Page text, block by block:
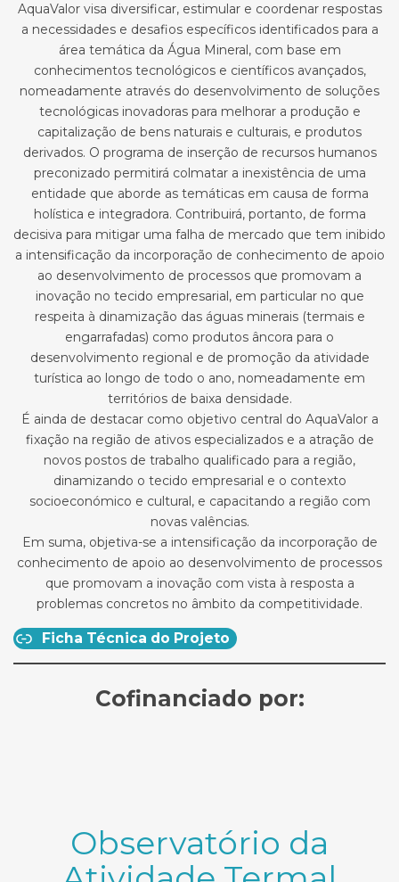
AquaValor visa diversificar, estimular e coordenar respostas
a necessidades e desafios específicos identificados para a
área temática da Água Mineral, com base em
conhecimentos tecnológicos e científicos avançados,
nomeadamente através do desenvolvimento de soluções
tecnológicas inovadoras para melhorar a produção e
capitalização de bens naturais e culturais, e produtos
derivados. O programa de inserção de recursos humanos
preconizado permitirá colmatar a inexistência de uma
entidade que aborde as temáticas em causa de forma
holística e integradora. Contribuirá, portanto, de forma
decisiva para mitigar uma falha de mercado que tem inibido
a intensificação da incorporação de conhecimento de apoio
ao desenvolvimento de processos que promovam a
inovação no tecido empresarial, em particular no que
respeita à dinamização das águas minerais (termais e
engarrafadas) como produtos âncora para o
desenvolvimento regional e de promoção da atividade
turística ao longo de todo o ano, nomeadamente em
territórios de baixa densidade.
É ainda de destacar como objetivo central do AquaValor a
fixação na região de ativos especializados e a atração de
novos postos de trabalho qualificado para a região,
dinamizando o tecido empresarial e o contexto
socioeconómico e cultural, e capacitando a região com
novas valências.
Em suma, objetiva-se a intensificação da incorporação de
conhecimento de apoio ao desenvolvimento de processos
que promovam a inovação com vista à resposta a
problemas concretos no âmbito da competitividade.
Ficha Técnica do Projeto
Cofinanciado por:
Observatório da